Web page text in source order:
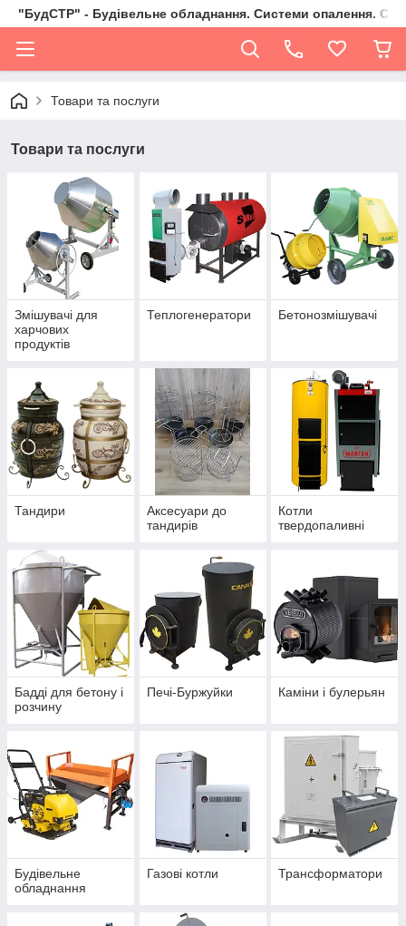
"БудСТР" - Будівельне обладнання. Системи опалення.
Товари та послуги
Товари та послуги
Змішувачі для
харчових
продуктів
Теплогенератори Бетонозмішувачі
Тандири
Аксесуари до
тандирів
Котли
твердопаливні
Бадді для бетону і
розчину
Печі-Буржуйки Каміни і булерьян
Будівельне
обладнання
Газові котли Трансформатори